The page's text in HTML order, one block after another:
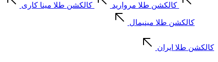
کالکشن طلا مروارید کالکشن طلا مینا کاری
کالکشن طلا مینیمال
کالکشن طلا ایران